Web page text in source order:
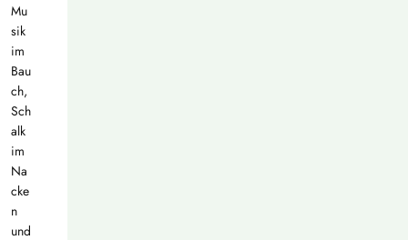
Mu
sik
im
Bau
ch,
Sch
alk
im
Na
cke
n
und